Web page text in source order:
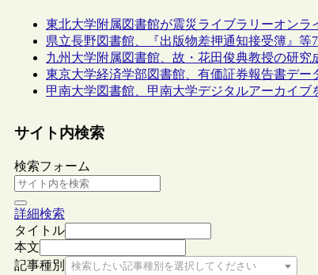
東北大学附属図書館が震災ライブラリーオンラ
県立長野図書館、『出版物差押通知接受簿』
九州大学附属図書館、故・花田俊典教授の研
東京大学経済学部図書館、有価証券報告書デー
甲南大学図書館、甲南大学デジタルアーカイブ
サイト内検索
検索フォーム
詳細検索
タイトル
本文
記事種別
検索したい記事種別を選択してください